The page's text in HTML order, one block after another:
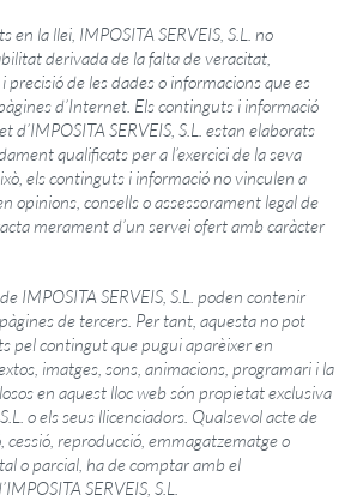
en la llei, IMPOSITA SERVEIS, S.L. no
derivada de la falta de veracitat,
de les dades o informacions que es
d’Internet. Els continguts i informació
d’IMPOSITA SERVEIS, S.L. estan elaborats
qualificats per a l’exercici de la seva
els continguts i informació no vinculen a
opinions, consells o assessorament legal de
merament d’un servei ofert amb caràcter
IMPOSITASERVEIS, S.L. poden contenir
de tercers. Per tant, aquesta no pot
pel contingut que pugui aparèixer en
imatges, sons, animacions, programari i la
en aquest lloc web són propietat exclusiva
o els seus llicenciadors. Qualsevol acte de
reproducció, emmagatzematge o
o parcial, ha de comptar amb el
IMPOSITASERVEIS, S.L.